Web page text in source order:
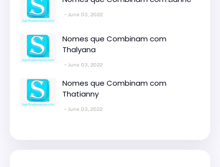
June 03, 2022
Nomes que Combinam com
Thalyana
June 03, 2022
Nomes que Combinam com
Thatianny
June 03, 2022